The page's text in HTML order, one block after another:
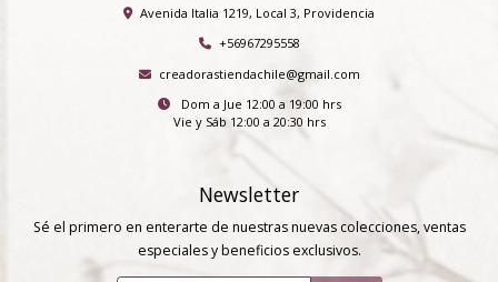
Avenida Italia 1219, Local 3, Providencia
+56967295558
creadorastiendachile@gmail.com
Dom a Jue 12:00 a 19:00 hrs
Vie y Sáb 12:00 a 20:30 hrs
Newsletter
Sé el primero en enterarte de nuestras nuevas colecciones, ventas
especiales y beneficios exclusivos.